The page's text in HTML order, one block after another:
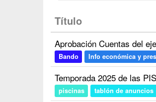
Título
Aprobación Cuentas del
Bando Info económica y
Temporada 2025 de las
piscinas tablón de anuncios